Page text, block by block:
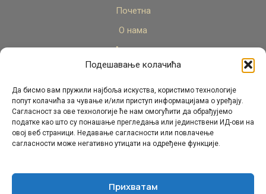
Подешавање колачића
Да бисмо вам пружили најбоља искуства, користимо технологије
попут колачића за чување и/или приступ информацијама о уређају.
Сагласност за ове технологије ће нам омогућити да обрађујемо
податке као што су понашање прегледања или јединствени ИД-ови на
овој веб страници. Недавање сагласности или повлачење
сагласности може негативно утицати на одређене функције.
Прихватам
Почетна
О нама
Актуелно
Стручни кадар
Пројекти
Архива
Контакт